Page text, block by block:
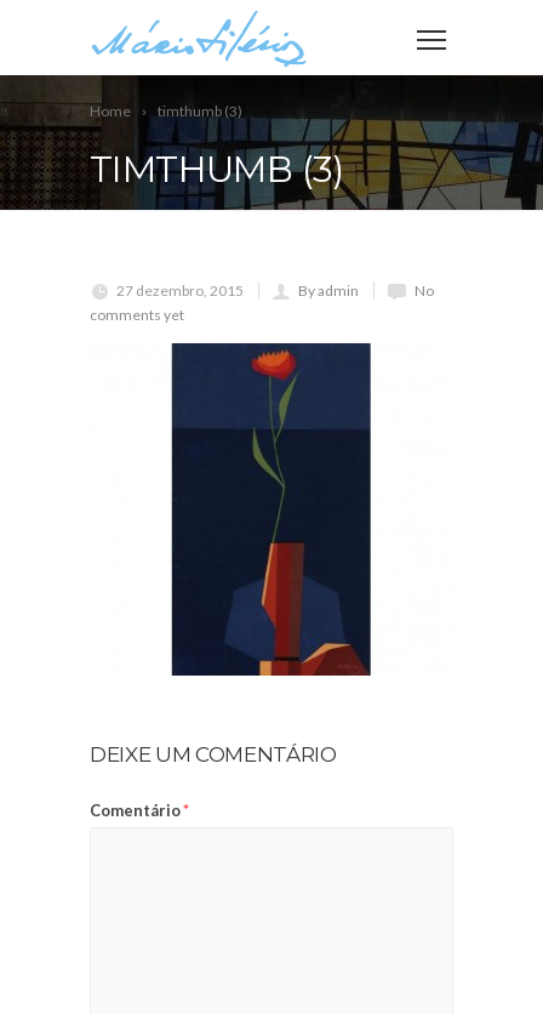
Home timthumb (3)
TIMTHUMB (3)
27 dezembro, 2015 By admin
No
comments yet
DEIXE UM COMENTÁRIO
Comentário*